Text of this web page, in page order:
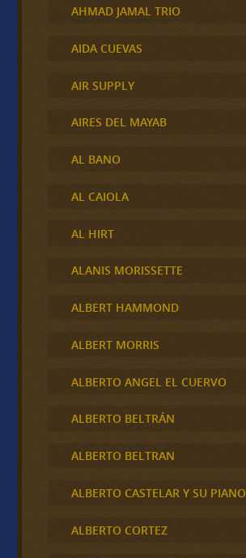
AHMAD JAMAL TRIO
AIDA CUEVAS
AIR SUPPLY
AIRES DEL MAYAB
AL BANO
AL CAIOLA
AL HIRT
ALANIS MORISSETTE
ALBERT HAMMOND
ALBERT MORRIS
ALBERTO ANGEL EL CUERVO
ALBERTO BELTRÁN
ALBERTO BELTRAN
ALBERTO CASTELAR Y SU PIANO
ALBERTO CORTEZ